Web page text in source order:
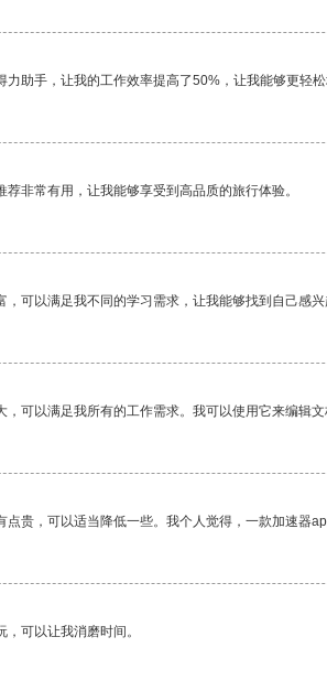
助手，让我的工作效率提高了50%，让我能够更轻松
非常有用，让我能够享受到高品质的旅行体验。
可以满足我不同的学习需求，让我能够找到自己感兴
可以满足我所有的工作需求。我可以使用它来编辑文
点贵，可以适当降低一些。我个人觉得，一款加速器
可以让我消磨时间。